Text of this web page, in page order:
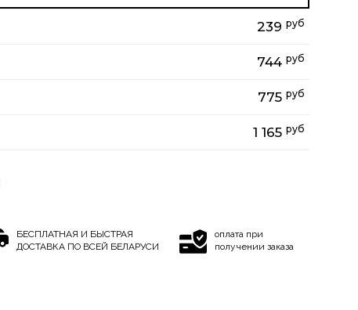
239 руб
744 руб
775 руб
1 165 руб
БЕСПЛАТНАЯ И БЫСТРАЯ
ДОСТАВКА ПО ВСЕЙ БЕЛАРУСИ
оплата при
получении заказа